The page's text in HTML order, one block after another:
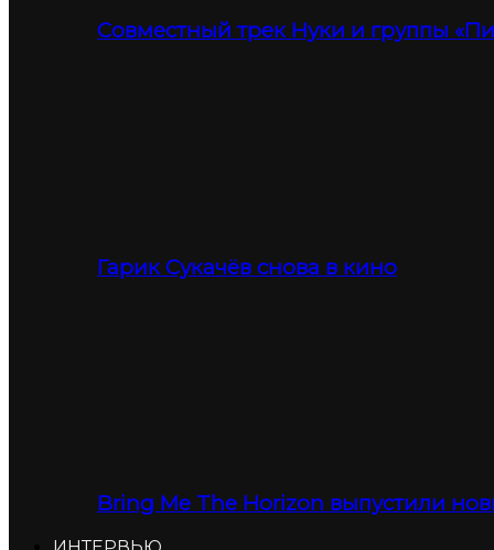
Совместный трек Нуки и группы
Гарик Сукачёв снова в кино
Bring Me The Horizon выпустили